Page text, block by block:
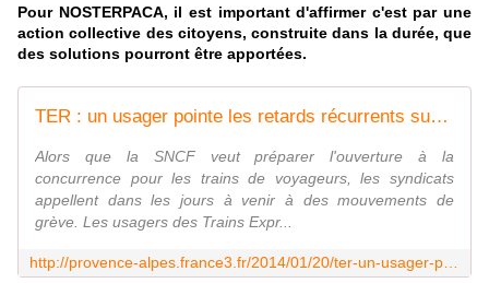
Pour NOSTERPACA, il est important d'affirmer c'est par une
action collective des citoyens, construite dans la durée, que
des solutions pourront être apportées.
TER : un usager pointe les retards récurrents sur la ligneToulon-Marseille
Alors que la SNCF veut préparer l'ouverture à la
concurrence pour les trains de voyageurs, les syndicats
appellent dans les jours à venir à des mouvements de
grève. Les usagers des Trains Expr...